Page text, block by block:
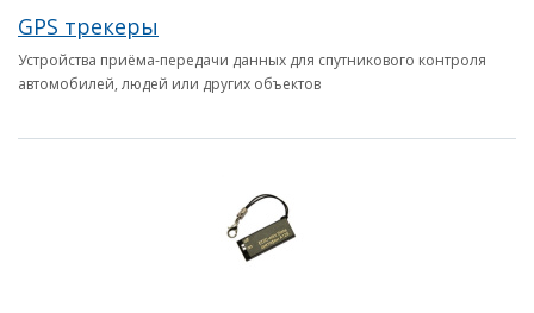
GPS трекеры
Устройства приёма-передачи данных для спутникового контроля
автомобилей, людей или других объектов